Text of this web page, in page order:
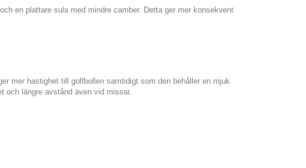
en plattare sula med mindre camber. Detta ger mer konsekvent
mer hastighet till golfbollen samtidigt som den behåller en mjuk
och längre avstånd även vid missar.